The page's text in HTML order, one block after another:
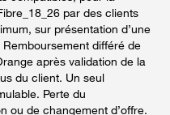
par des clients
sur présentation d’une
différé de
après validation de la
du client. Un seul
Perte du
ou de changement d’offre.